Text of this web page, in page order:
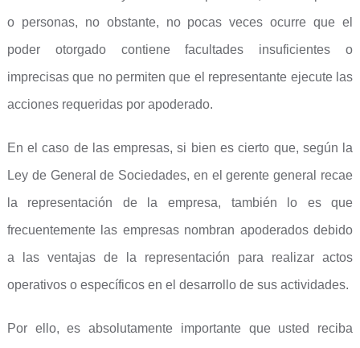
o personas, no obstante, no pocas veces ocurre que el
poder otorgado contiene facultades insuficientes o
imprecisas que no permiten que el representante ejecute las
acciones requeridas por apoderado.
En el caso de las empresas, si bien es cierto que, según la
Ley de General de Sociedades, en el gerente general recae
la representación de la empresa, también lo es que
frecuentemente las empresas nombran apoderados debido
a las ventajas de la representación para realizar actos
operativos o específicos en el desarrollo de sus actividades.
Por ello, es absolutamente importante que usted reciba